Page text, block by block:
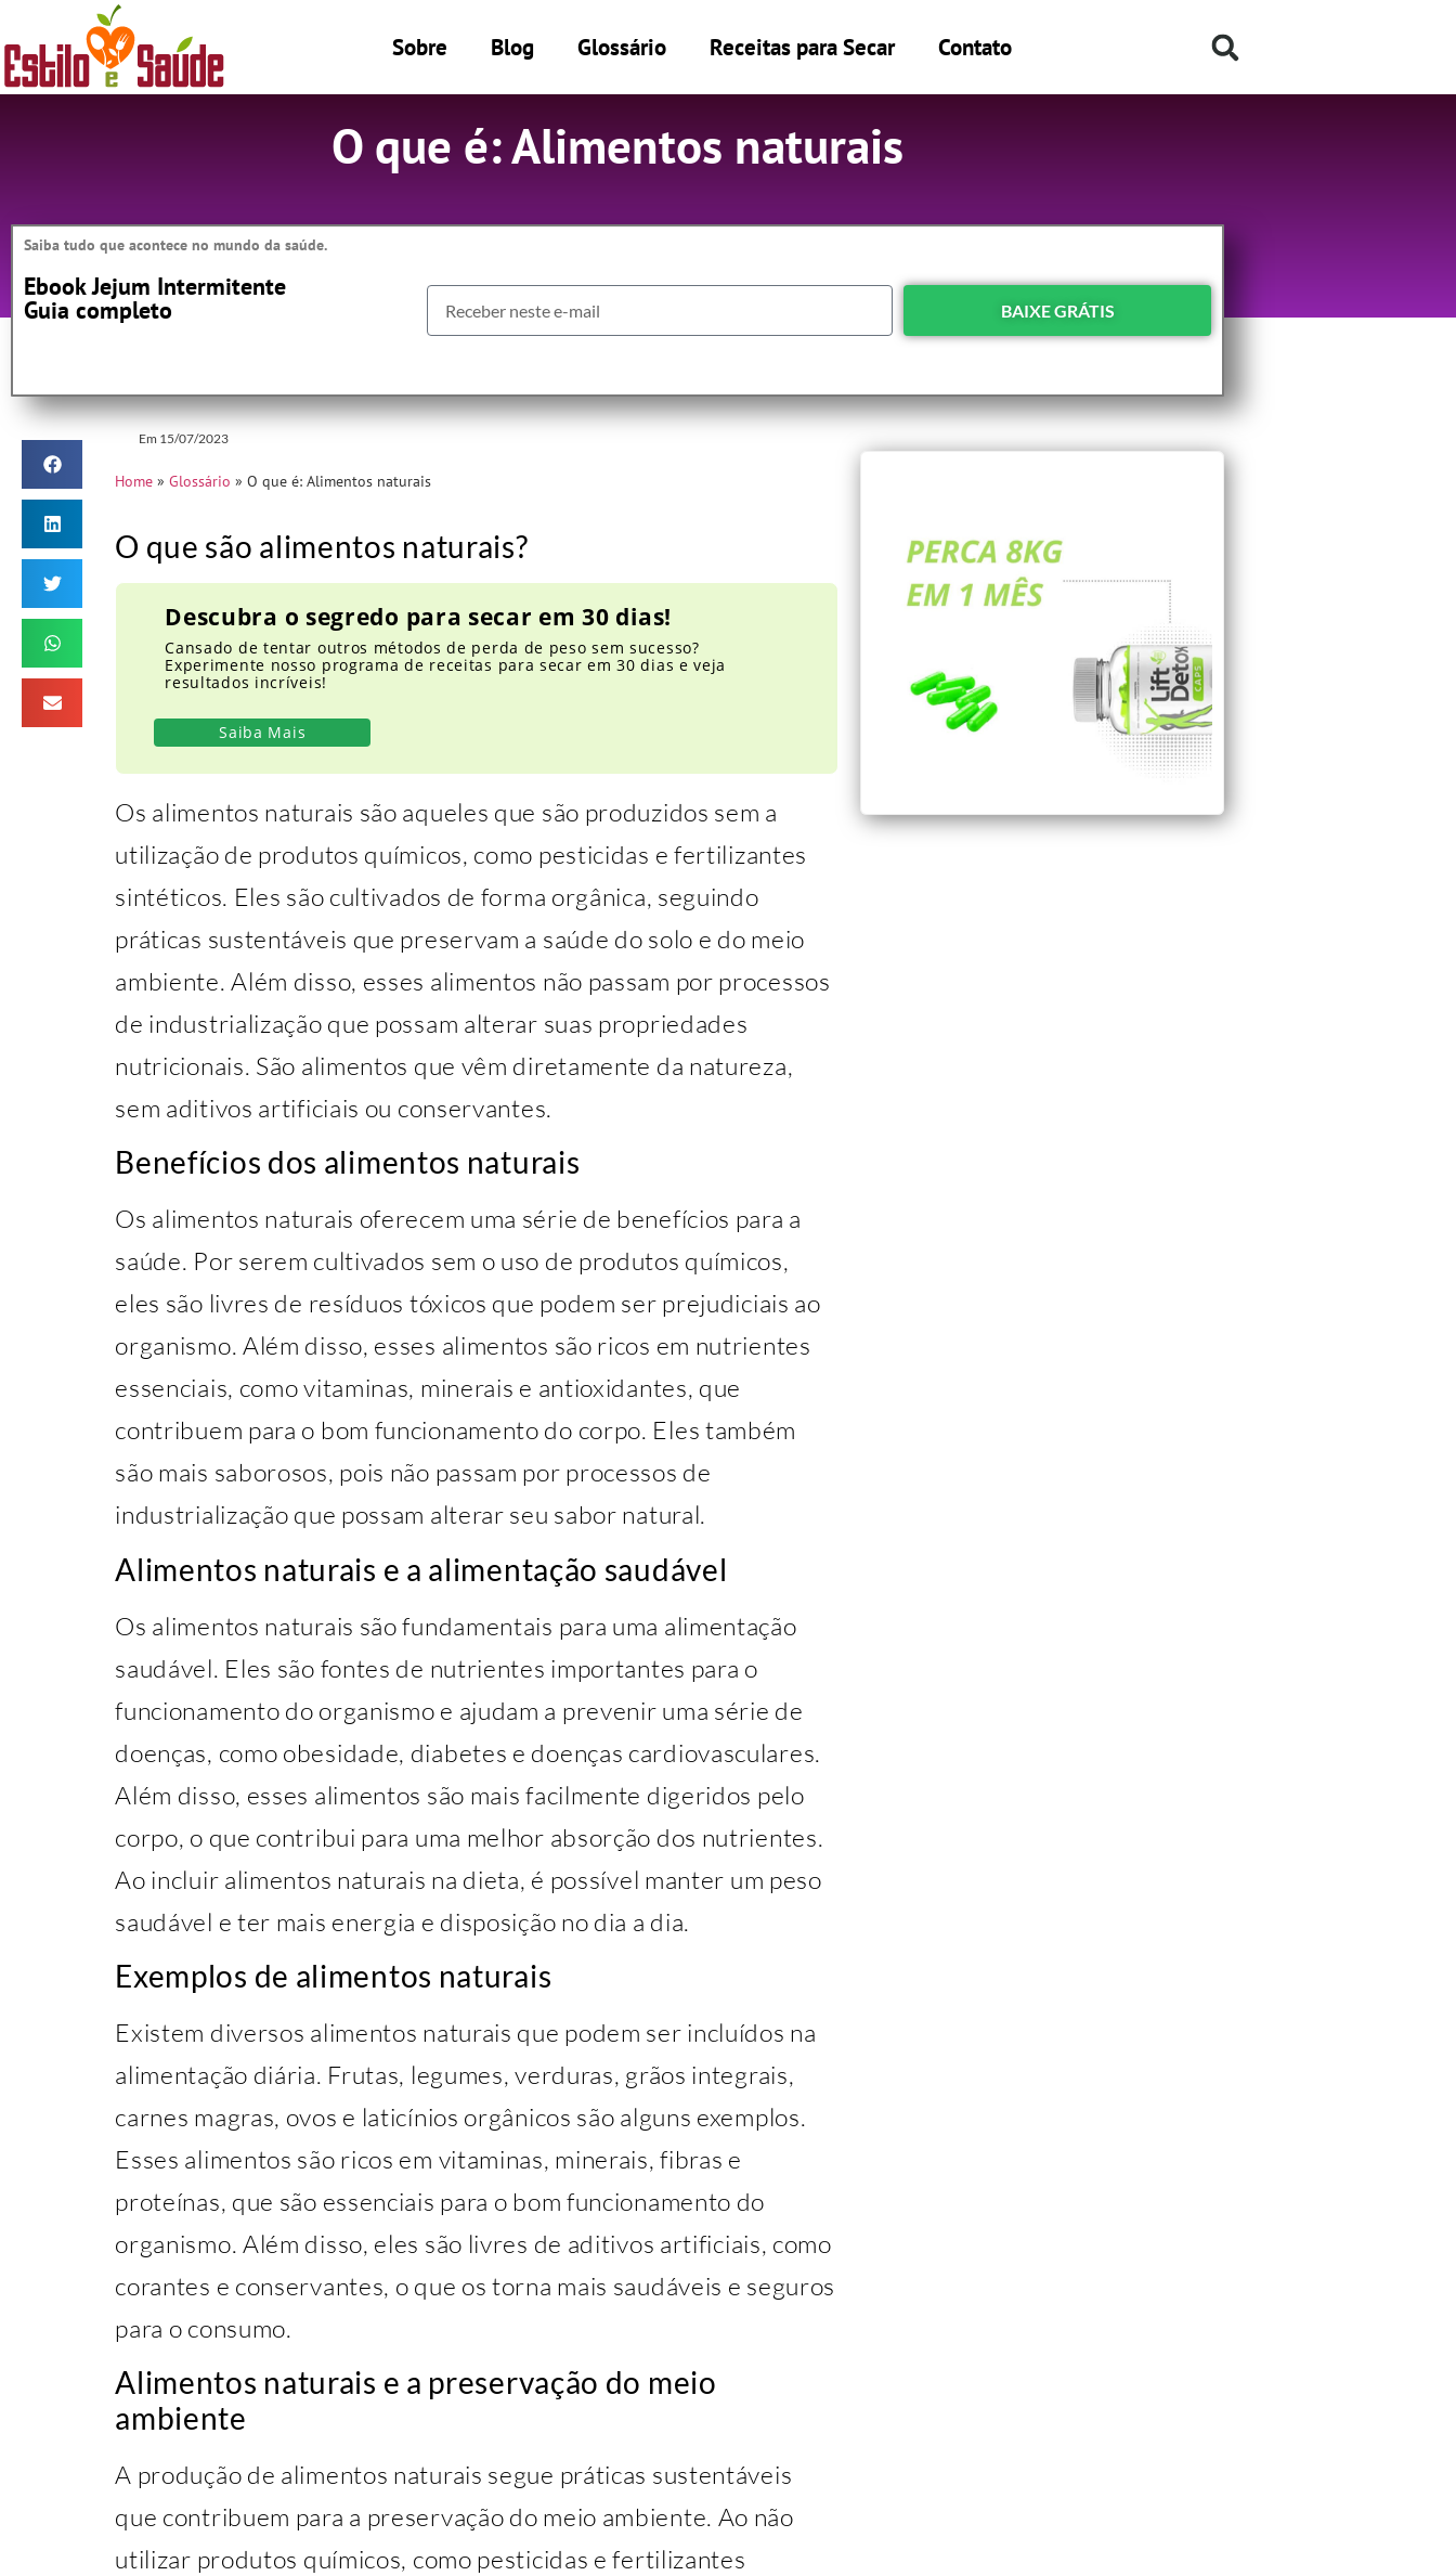
Sobre Blog Glossário Receitas para Secar Contato
O que é: Alimentos naturais
Saiba tudo que acontece no mundo da saúde.
Ebook Jejum Intermitente
Guia completo BAIXE GRÁTIS
Em 15/07/2023
Home »Glossário »O que é: Alimentos naturais
O que são alimentos naturais?
Descubra o segredo para secar em 30 dias!
Cansado de tentar outros métodos de perda de peso sem sucesso?
Experimente nosso programa de receitas para secar em 30 dias e veja
resultados incríveis!
Saiba Mais
Os alimentos naturais são aqueles que são produzidos sem a
utilização de produtos químicos, como pesticidas e fertilizantes
sintéticos. Eles são cultivados de forma orgânica, seguindo
práticas sustentáveis que preservam a saúde do solo e do meio
ambiente. Além disso, esses alimentos não passam por processos
de industrialização que possam alterar suas propriedades
nutricionais. São alimentos que vêm diretamente da natureza,
sem aditivos artificiais ou conservantes.
Benefícios dos alimentos naturais
Os alimentos naturais oferecem uma série de benefícios para a
saúde. Por serem cultivados sem o uso de produtos químicos,
eles são livres de resíduos tóxicos que podem ser prejudiciais ao
organismo. Além disso, esses alimentos são ricos em nutrientes
essenciais, como vitaminas, minerais e antioxidantes, que
contribuem para o bom funcionamento do corpo. Eles também
são mais saborosos, pois não passam por processos de
industrialização que possam alterar seu sabor natural.
Alimentos naturais e a alimentação saudável
Os alimentos naturais são fundamentais para uma alimentação
saudável. Eles são fontes de nutrientes importantes para o
funcionamento do organismo e ajudam a prevenir uma série de
doenças, como obesidade, diabetes e doenças cardiovasculares.
Além disso, esses alimentos são mais facilmente digeridos pelo
corpo, o que contribui para uma melhor absorção dos nutrientes.
Ao incluir alimentos naturais na dieta, é possível manter um peso
saudável e ter mais energia e disposição no dia a dia.
Exemplos de alimentos naturais
Existem diversos alimentos naturais que podem ser incluídos na
alimentação diária. Frutas, legumes, verduras, grãos integrais,
carnes magras, ovos e laticínios orgânicos são alguns exemplos.
Esses alimentos são ricos em vitaminas, minerais, fibras e
proteínas, que são essenciais para o bom funcionamento do
organismo. Além disso, eles são livres de aditivos artificiais, como
corantes e conservantes, o que os torna mais saudáveis e seguros
para o consumo.
Alimentos naturais e a preservação do meio
ambiente
A produção de alimentos naturais segue práticas sustentáveis
que contribuem para a preservação do meio ambiente. Ao não
utilizar produtos químicos, como pesticidas e fertilizantes